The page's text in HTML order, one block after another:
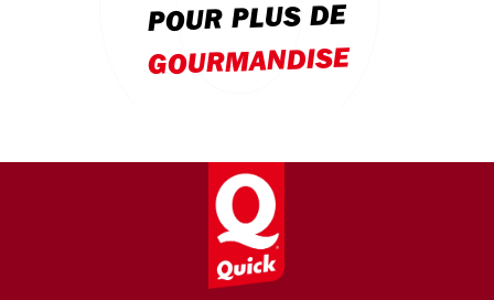
POUR PLUS DE
GOURMANDISE